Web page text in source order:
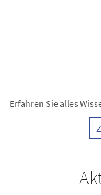
Erfahren Sie alles